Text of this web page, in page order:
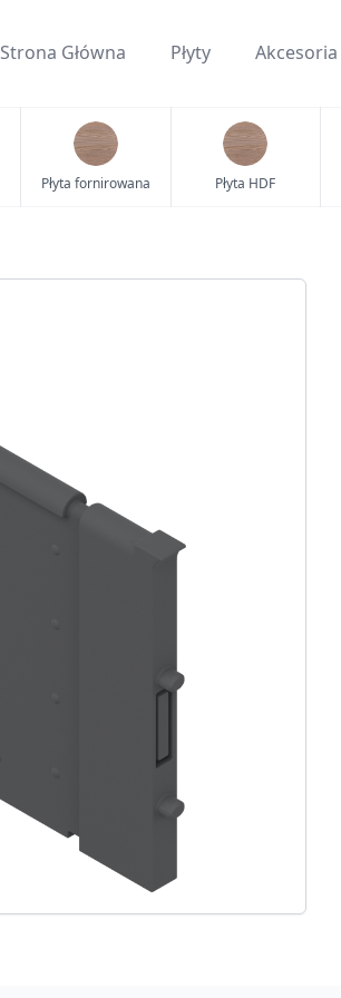
Strona Główna Płyty Akcesoria
Płyta fornirowana Płyta HDF